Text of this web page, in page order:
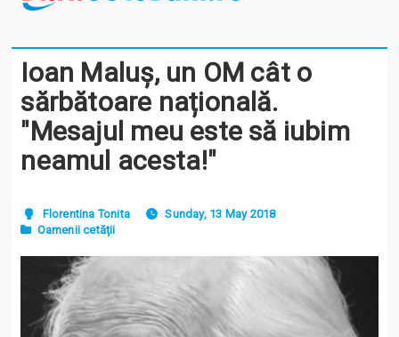
Ioan Maluș, un OM cât o
sărbătoare națională.
"Mesajul meu este să iubim
neamul acesta!"
Florentina Tonita
Sunday, 13 May 2018
Oamenii cetății